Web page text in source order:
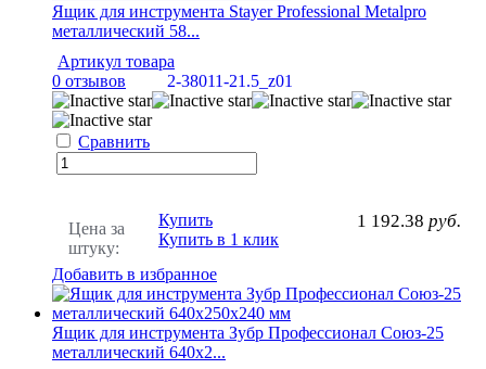
Ящик для инструмента Stayer Professional Metalpro
металлический 58...
Артикул товара
2-38011-21.5_z01
0 отзывов
Сравнить
Цена за
штуку:
1 192.38 руб.
Купить
Купить в 1 клик
Добавить в избранное
Ящик для инструмента Зубр Профессионал Союз-25
металлический 640х2...